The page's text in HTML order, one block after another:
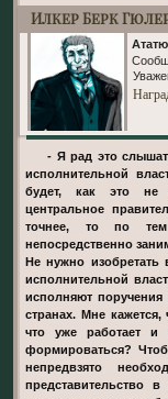
Илкер Берк
- Я рад это
исполнительной
будет, как это не
центральное
точнее, то по тем
непосредственно
Не нужно
исполнительной
исполняют
странах. Мне
что уже работает и
формироваться?
непредвзято
представительство